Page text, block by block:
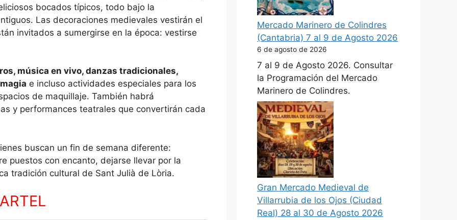
bocados típicos, todo bajo la
Las decoraciones medievales vestirán el
invitados a sumergirse en la época: vestirse
música en vivo, danzas tradicionales,
e incluso actividades especiales para los
de maquillaje. También habrá
y performances teatrales que convertirán cada
buscan un fin de semana diferente:
puestos con encanto, dejarse llevar por la
tradición cultural de Sant Julià de Lòria.
Mercado Marinero de Colindres
(Cantabria) 7 al 9 de Agosto 2026
6 de agosto de 2026
7 al 9 de Agosto 2026. Consultar
la Programación del Mercado
Marinero de Colindres.
Gran Mercado Medieval de
Villarrubia de los Ojos (Ciudad
Real) 28 al 30 de Agosto 2026